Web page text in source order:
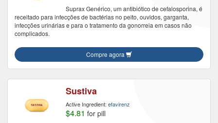
Suprax Genérico, um antibiótico de cefalosporina, é
receitado para infecções de bactérias no peito, ouvidos, garganta,
infecções urinárias e para o tratamento da gonorreia em casos não
complicados.
Compre agora
Sustiva
Active Ingredient: efavirenz
$4.81 for pill